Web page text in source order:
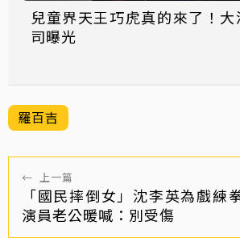
兒童界天王巧虎真的來了！
司曝光
羅百吉
← 上一篇
「國民摔倒女」沈李英為戲練
演員老公暖喊：別受傷